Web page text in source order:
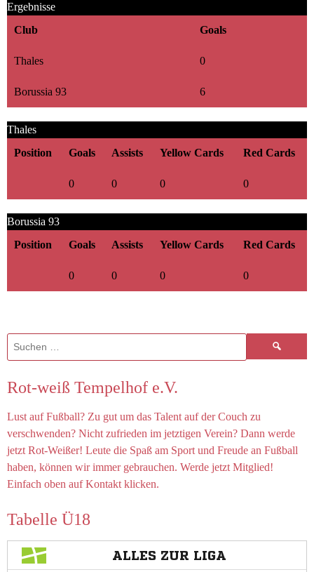
Ergebnisse
Club
Goals
Thales 0
Borussia 93 6
Thales
Position
Goals Assists Yellow Cards Red Cards
0 0 0 0
Borussia 93
Position
Goals Assists Yellow Cards Red Cards
0 0 0 0
Suchen
nach:
Rot-weiß Tempelhof e.V.
Lust auf Fußball? Zu gut um das Talent auf der Couch zu
verschwenden? Nicht zufrieden im jetztigen Verein? Dann werde
jetzt Rot-Weißer! Leute die Spaß am Sport und Freude an Fußball
haben, können wir immer gebrauchen. Werde jetzt Mitglied!
Einfach oben auf Kontakt klicken.
Tabelle Ü18